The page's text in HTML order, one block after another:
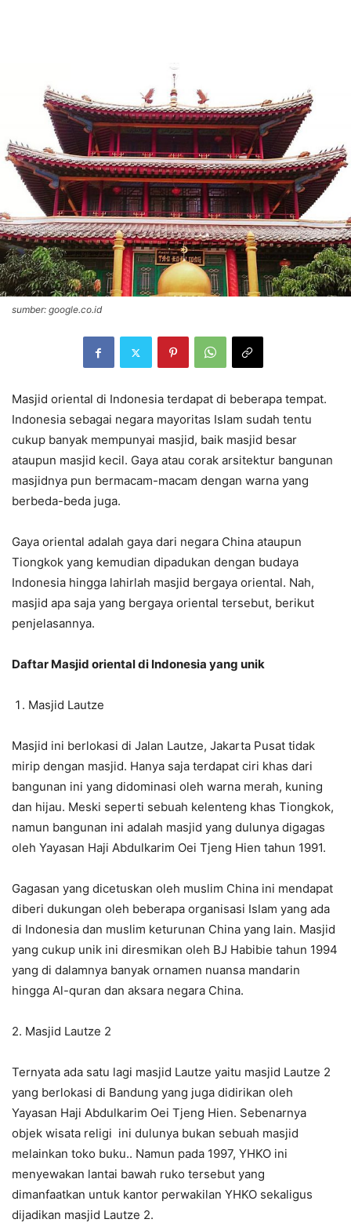
sumber: google.co.id
Masjid oriental di Indonesia terdapat di beberapa tempat.
Indonesia sebagai negara mayoritas Islam sudah tentu
cukup banyak mempunyai masjid, baik masjid besar
ataupun masjid kecil. Gaya atau corak arsitektur bangunan
masjidnya pun bermacam-macam dengan warna yang
berbeda-beda juga.
Gaya oriental adalah gaya dari negara China ataupun
Tiongkok yang kemudian dipadukan dengan budaya
Indonesia hingga lahirlah masjid bergaya oriental. Nah,
masjid apa saja yang bergaya oriental tersebut, berikut
penjelasannya.
Daftar Masjid oriental di Indonesia yang unik
Masjid Lautze
Masjid ini berlokasi di Jalan Lautze, Jakarta Pusat tidak
mirip dengan masjid. Hanya saja terdapat ciri khas dari
bangunan ini yang didominasi oleh warna merah, kuning
dan hijau. Meski seperti sebuah kelenteng khas Tiongkok,
namun bangunan ini adalah masjid yang dulunya digagas
oleh Yayasan Haji Abdulkarim Oei Tjeng Hien tahun 1991.
Gagasan yang dicetuskan oleh muslim China ini mendapat
diberi dukungan oleh beberapa organisasi Islam yang ada
di Indonesia dan muslim keturunan China yang lain. Masjid
yang cukup unik ini diresmikan oleh BJ Habibie tahun 1994
yang di dalamnya banyak ornamen nuansa mandarin
hingga Al-quran dan aksara negara China.
2. Masjid Lautze 2
Ternyata ada satu lagi masjid Lautze yaitu masjid Lautze 2
yang berlokasi di Bandung yang juga didirikan oleh
Yayasan Haji Abdulkarim Oei Tjeng Hien. Sebenarnya
objek wisata religi ini dulunya bukan sebuah masjid
melainkan toko buku.. Namun pada 1997, YHKO ini
menyewakan lantai bawah ruko tersebut yang
dimanfaatkan untuk kantor perwakilan YHKO sekaligus
dijadikan masjid Lautze 2.